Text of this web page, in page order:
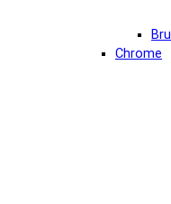
Chrome